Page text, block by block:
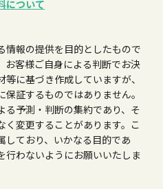
について
情報の提供を目的としたもので
お客様ご自身による判断でお決
に基づき作成していますが、
証するものではありません。
る予測・判断の集約であり、そ
く変更することがあります。こ
しており、いかなる目的であ
行わないようにお願いいたしま